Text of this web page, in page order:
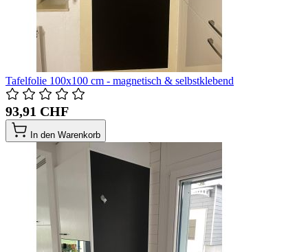
Tafelfolie 100x100 cm - magnetisch & selbstklebend
93,91 CHF
In den Warenkorb